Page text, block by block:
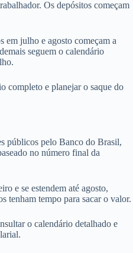
Os depósitos começam
em julho e agosto começam a
seguem o calendário
completo e planejar o saque do
públicos pelo Banco do Brasil,
no número final da
e se estendem até agosto,
tenham tempo para sacar o valor.
o calendário detalhado e